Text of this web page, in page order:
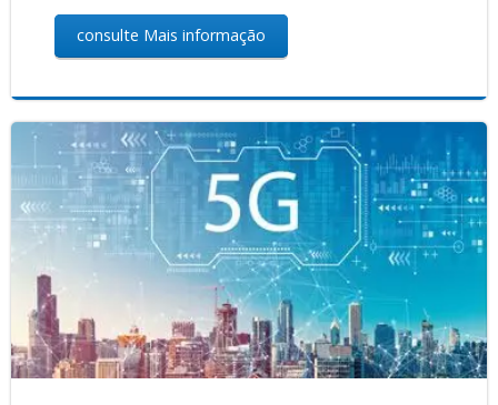
consulte Mais informação